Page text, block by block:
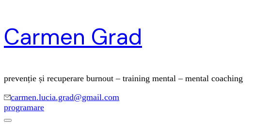
Skip
to
content
Carmen Grad
prevenție și recuperare burnout – training mental – mental coaching
carmen.lucia.grad@gmail.com
programare